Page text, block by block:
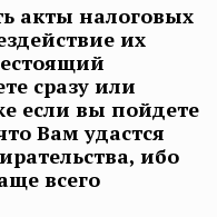
акты налоговых
их
сразу или
если вы пойдете
Вам удастся
ибо
всего